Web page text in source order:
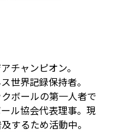
チャンピオン。
世界記録保持者。
ボールの第一人者で
ル協会代表理事。現
するため活動中。